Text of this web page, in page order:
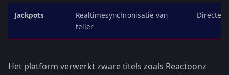
Jackpots
Realtimesynchronisatie van
teller
Directe
Het platform verwerkt zware titels zoals Reactoonz